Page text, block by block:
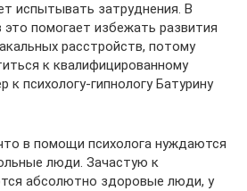
испытывать затруднения. В
это помогает избежать развития
расстройств, потому
к квалифицированному
к психологу-гипнологу Батурину
в помощи психолога нуждаются
люди. Зачастую к
абсолютно здоровые люди, у